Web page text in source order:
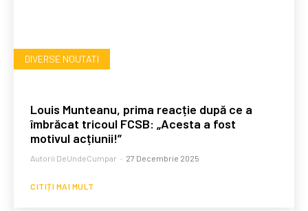
DIVERSE NOUTATI
Louis Munteanu, prima reacție după ce a
îmbrăcat tricoul FCSB: „Acesta a fost
motivul acțiunii!”
Autorii DeUndeCumpar - 27 Decembrie 2025
CITIȚI MAI MULT